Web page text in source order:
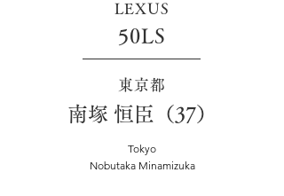
LEXUS
50LS
東京都
南塚 恒臣（37）
Tokyo
Nobutaka Minamizuka